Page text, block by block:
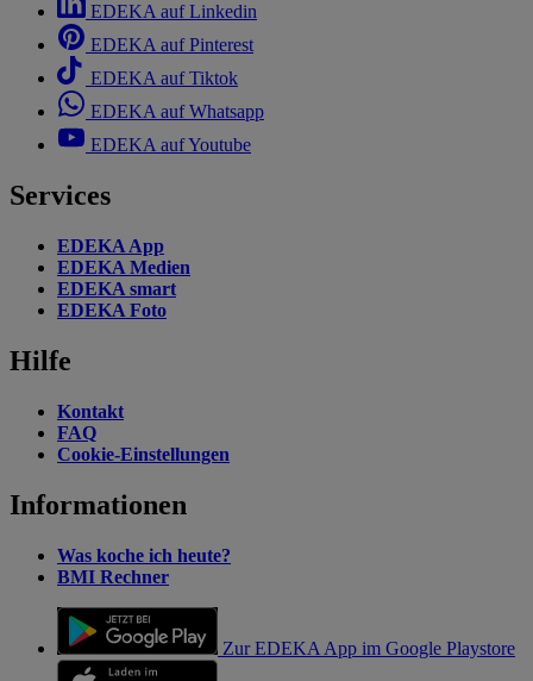
EDEKA auf Linkedin
EDEKA auf Pinterest
EDEKA auf Tiktok
EDEKA auf Whatsapp
EDEKA auf Youtube
Services
EDEKA App
EDEKA Medien
EDEKA smart
EDEKA Foto
Hilfe
Kontakt
FAQ
Cookie-Einstellungen
Informationen
Was koche ich heute?
BMI Rechner
Zur EDEKA App im Google Playstore